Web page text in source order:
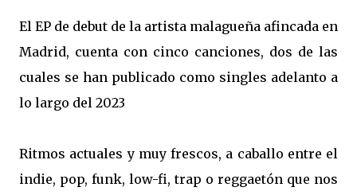
El EP de debut de la artista malagueña afincada en
Madrid, cuenta con cinco canciones, dos de las
cuales se han publicado como singles adelanto a
lo largo del 2023
Ritmos actuales y muy frescos, a caballo entre el
indie, pop, funk, low-fi, trap o reggaetón que nos